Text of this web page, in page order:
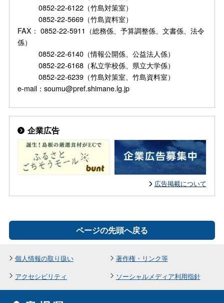
0852-22-6122（竹島対策室）
0852-22-5669（竹島資料室）
FAX： 0852-22-5911（総務係、予算調整係、文書係、法令
係）
0852-22-6140（情報公開係、公益法人係）
0852-22-6168（私立学校係、県立大学係）
0852-22-6239（竹島対策室、竹島資料室）
e-mail：soumu@pref.shimane.lg.jp
企業広告
広告掲載について
ページの先頭へ戻る
個人情報の取り扱い
著作権・リンク等
アクセシビリティ
ソーシャルメディア利用指針